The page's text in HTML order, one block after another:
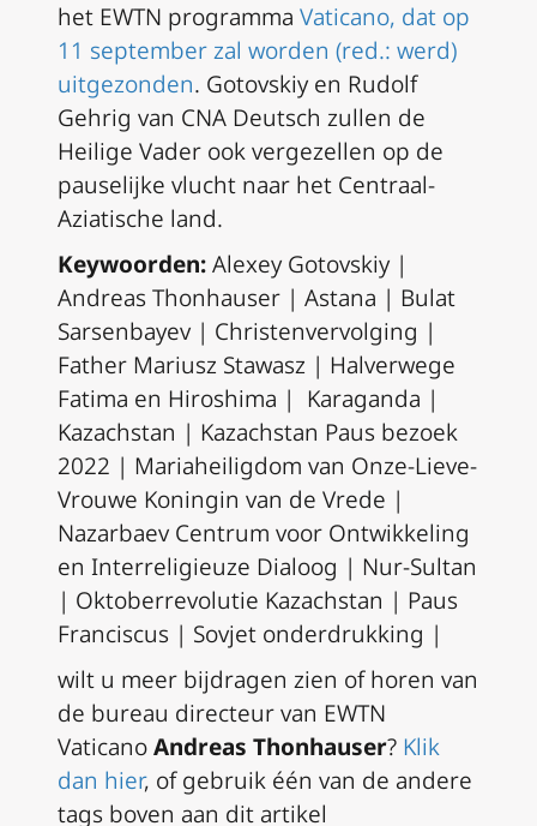
het EWTN programma Vaticano, dat op
11 september zal worden (red.: werd)
uitgezonden. Gotovskiy en Rudolf
Gehrig van CNA Deutsch zullen de
Heilige Vader ook vergezellen op de
pauselijke vlucht naar het Centraal-
Aziatische land.
Keywoorden:Alexey Gotovskiy |
Andreas Thonhauser | Astana | Bulat
Sarsenbayev | Christenvervolging |
Father Mariusz Stawasz | Halverwege
Fatima en Hiroshima | Karaganda |
Kazachstan | Kazachstan Paus bezoek
2022 | Mariaheiligdom van Onze-Lieve-
Vrouwe Koningin van de Vrede |
Nazarbaev Centrum voor Ontwikkeling
en Interreligieuze Dialoog | Nur-Sultan
| Oktoberrevolutie Kazachstan | Paus
Franciscus | Sovjet onderdrukking |
wilt u meer bijdragen zien of horen van
de bureau directeur van EWTN
VaticanoAndreas Thonhauser? Klik
dan hier, of gebruik één van de andere
tags boven aan dit artikel